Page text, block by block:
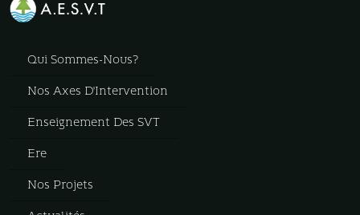
Qui Sommes-Nous?
Nos Axes D'Intervention
Enseignement Des SVT
Ere
Nos Projets